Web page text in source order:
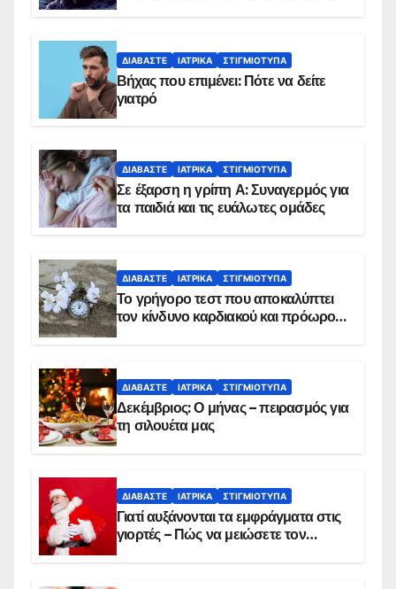
ΔΙΑΒΆΣΤΕ ΙΑΤΡΙΚΆ ΣΤΙΓΜΙΌΤΥΠΑ
Βήχας που επιμένει: Πότε να δείτε
γιατρό
ΔΙΑΒΆΣΤΕ ΙΑΤΡΙΚΆ ΣΤΙΓΜΙΌΤΥΠΑ
Σε έξαρση η γρίπη Α: Συναγερμός για
τα παιδιά και τις ευάλωτες ομάδες
ΔΙΑΒΆΣΤΕ ΙΑΤΡΙΚΆ ΣΤΙΓΜΙΌΤΥΠΑ
Το γρήγορο τεστ που αποκαλύπτει
τον κίνδυνο καρδιακού και πρόωρου
ΔΙΑΒΆΣΤΕ ΙΑΤΡΙΚΆ ΣΤΙΓΜΙΌΤΥΠΑ
Δεκέμβριος: Ο μήνας – πειρασμός για
τη σιλουέτα μας
ΔΙΑΒΆΣΤΕ ΙΑΤΡΙΚΆ ΣΤΙΓΜΙΌΤΥΠΑ
Γιατί αυξάνονται τα εμφράγματα στις
γιορτές – Πώς να μειώσετε τον